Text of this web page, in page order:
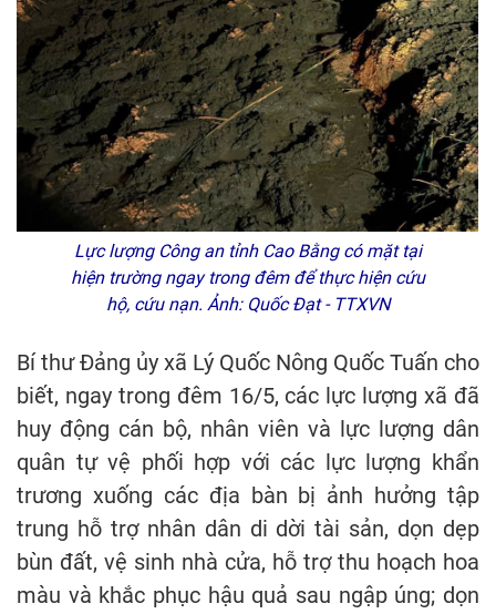
Lực lượng Công an tỉnh Cao Bằng có mặt tại
hiện trường ngay trong đêm để thực hiện cứu
hộ, cứu nạn. Ảnh: Quốc Đạt - TTXVN
Bí thư Đảng ủy xã Lý Quốc Nông Quốc Tuấn cho
biết, ngay trong đêm 16/5, các lực lượng xã đã
huy động cán bộ, nhân viên và lực lượng dân
quân tự vệ phối hợp với các lực lượng khẩn
trương xuống các địa bàn bị ảnh hưởng tập
trung hỗ trợ nhân dân di dời tài sản, dọn dẹp
bùn đất, vệ sinh nhà cửa, hỗ trợ thu hoạch hoa
màu và khắc phục hậu quả sau ngập úng; dọn